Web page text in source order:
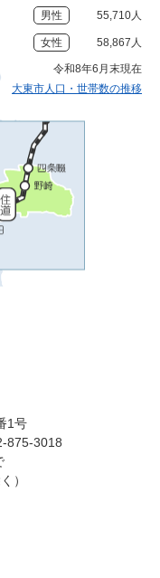
男性 55,710人
女性 58,867人
令和8年6月末現在
大東市人口・世帯数の推移
1号
875-3018
）